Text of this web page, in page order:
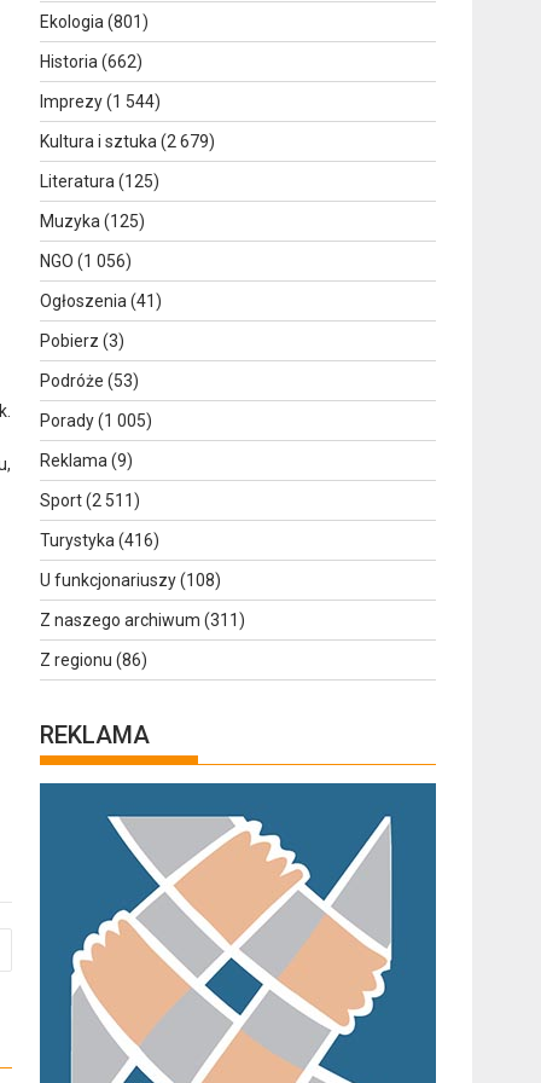
Ekologia (801)
Historia (662)
Imprezy(1 544)
Kultura i sztuka (2 679)
Literatura (125)
Muzyka (125)
NGO (1 056)
Ogłoszenia (41)
Pobierz (3)
Podróże (53)
Porady(1 005)
Reklama (9)
Sport(2 511)
Turystyka (416)
U funkcjonariuszy(108)
Z naszego archiwum (311)
Z regionu (86)
REKLAMA